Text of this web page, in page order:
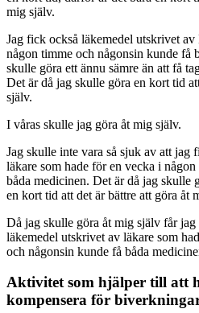
mig själv.
Jag fick också läkemedel utskrivet
någon timme och någonsin kunde få
skulle göra ett ännu sämre än att få
Det är då jag skulle göra en kort tid
själv.
I våras skulle jag göra åt mig själv.
Jag skulle inte vara så sjuk av att jag
läkare som hade för en vecka i
båda medicinen. Det är då jag skulle
en kort tid att det är bättre att göra åt
Då jag skulle göra åt mig själv får
läkemedel utskrivet av läkare som
och någonsin kunde få båda
Aktivitet som hjälper till att
kompensera för